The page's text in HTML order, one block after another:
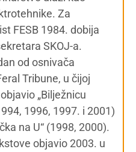
Za
FESB 1984. dobija
SKOJ-a.
od osnivača
Tribune, u čijoj
„Bilježnicu
1996, 1997. i 2001)
na U“ (1998, 2000).
objavio 2003. u